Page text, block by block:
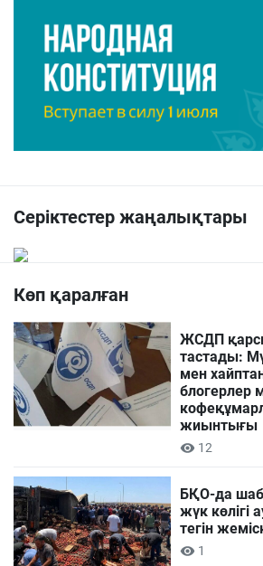
Серіктестер жаңалықтары
Көп қаралған
ЖСДП
тастады:
мен
блогерлер
жиынтығы
12
БҚО-да
жүк көлігі
тегін
1